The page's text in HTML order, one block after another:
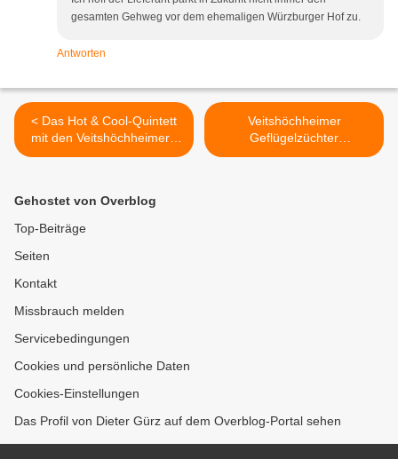
gesamten Gehweg vor dem ehemaligen Würzburger Hof zu.
Antworten
< Das Hot & Cool-Quintett
mit den Veitshöchheimern
Bernhard und Claudia von
der Schulaula 120
Konzertbesucher
Veitshöchheimer
Geflügelzüchter
überraschen Bilhildis-Kinder
Gehostet von Overblog
Top-Beiträge
Seiten
Kontakt
Missbrauch melden
Servicebedingungen
Cookies und persönliche Daten
Cookies-Einstellungen
Das Profil von Dieter Gürz auf dem Overblog-Portal sehen